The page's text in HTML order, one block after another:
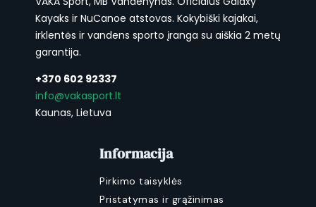
Kayaks ir NuCanoe atstovas. Kokybiški kajakai,
irklentės ir vandens sporto įranga su aiškia 2 metų
garantija.
+370 602 92337
info@vakasport.lt
Kaunas, Lietuva
Informacija
Pirkimo taisyklės
Pristatymas ir grąžinimas